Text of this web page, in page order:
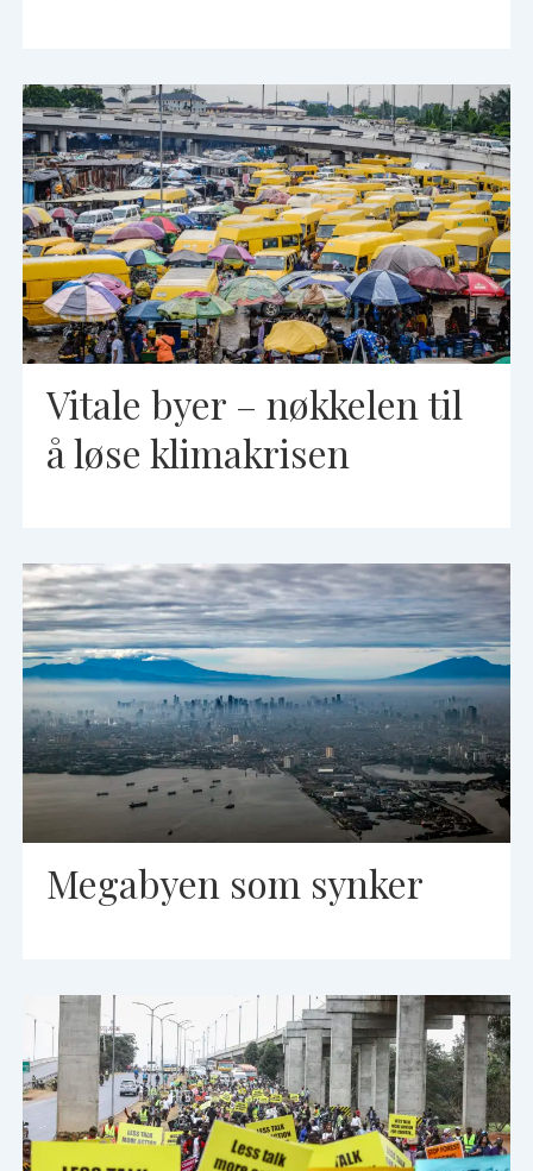
Vitale byer – nøkkelen til
å løse klimakrisen
Megabyen som synker